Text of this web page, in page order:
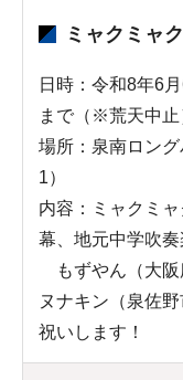
ミャクミャ
日時：令和8年6
まで（※荒天中止
場所：泉南ロン
1）
内容：ミャクミ
幕、地元中学吹
もずやん（大阪
ヌナキン（泉佐
祝いします！